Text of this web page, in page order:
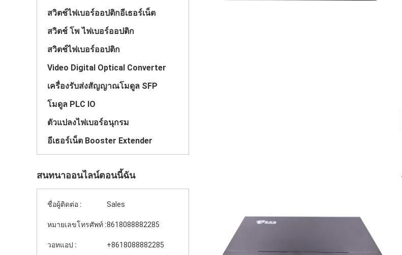
สวิตช์ไฟเบอร์ออปติกอีเธอร์เน็ต
สวิตช์ โพ ไฟเบอร์ออปติก
สวิตช์ไฟเบอร์ออปติก
Video Digital Optical Converter
เครื่องรับส่งสัญญาณโมดูล SFP
โมดูล PLC IO
ตัวแปลงไฟเบอร์อนุกรม
อีเธอร์เน็ต Booster Extender
สนทนาออนไลน์ตอนนี้ฉัน
ชื่อผู้ติดต่อ : Sales
หมายเลขโทรศัพท์ :8618088882285
วอทแอป : +8618088882285